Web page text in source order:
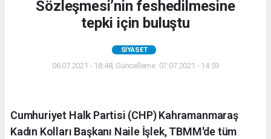
Sözleşmesi’nin feshedilmesine
tepki için buluştu
SIYASET
06.07.2021 - 18:48, Güncelleme: 07.07.2021 - 14:59
Cumhuriyet Halk Partisi (CHP) Kahramanmaraş
Kadın Kolları Başkanı Naile İşlek, TBMM'de tüm